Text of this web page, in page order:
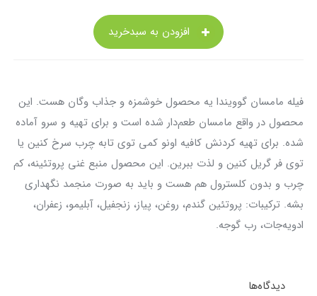
فیله مامسان گوویندا یه محصول خوشمزه و جذاب وگان هست. این
محصول در واقع مامسان طعم‌دار شده است و برای تهیه و سرو آماده
شده. برای تهیه کردنش کافیه اونو کمی توی تابه چرب سرخ کنین یا
توی فر گریل کنین و لذت ببرین. این محصول منبع غنی پروتئینه، کم
چرب و بدون کلسترول هم هست و باید به صورت منجمد نگهداری
بشه. ترکیبات: پروتئین گندم، روغن، پیاز، زنجفیل، آبلیمو، زعفران،
ادویه‌جات، رب گوجه.
دیدگاه‌ها